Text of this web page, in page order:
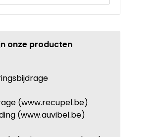
onze producten
(www.recupel.be)
(www.auvibel.be)